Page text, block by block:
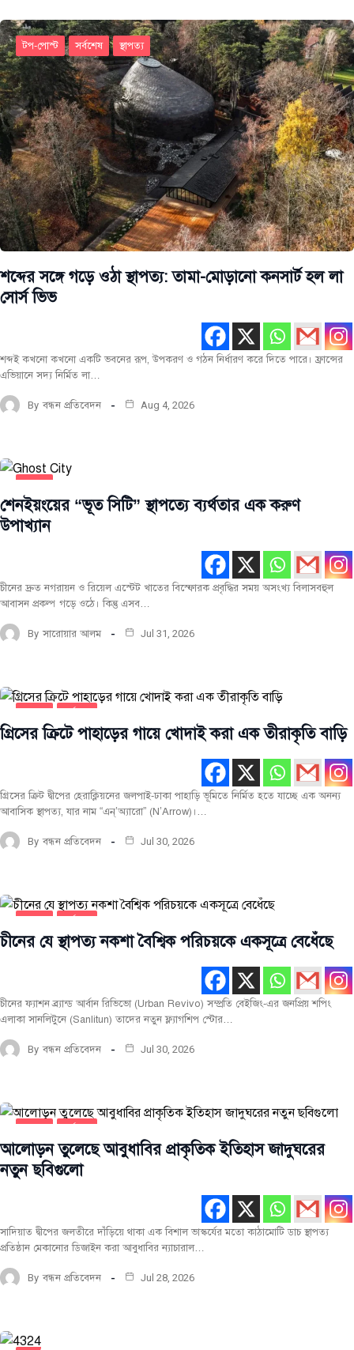
টপ-পোস্ট সর্বশেষ স্থাপত্য
শব্দের সঙ্গে গড়ে ওঠা স্থাপত্য: তামা-মোড়ানো কনসার্ট হল লা
সোর্স ভিভ
শব্দই কখনো কখনো একটি ভবনের রূপ, উপকরণ ও গঠন নির্ধারণ করে দিতে পারে। ফ্রান্সের
এভিয়ানে সদ্য নির্মিত লা…
By বন্ধন প্রতিবেদন Aug 4, 2026
সর্বশেষ
স্থাপত্য
শেনইয়ংয়ের “ভূত সিটি” স্থাপত্যে ব্যর্থতার এক করুণ
উপাখ্যান
চীনের দ্রুত নগরায়ন ও রিয়েল এস্টেট খাতের বিস্ফোরক প্রবৃদ্ধির সময় অসংখ্য বিলাসবহুল
আবাসন প্রকল্প গড়ে ওঠে। কিন্তু এসব…
By সারোয়ার আলম Jul 31, 2026
গ্রিসের ক্রিটে পাহাড়ের গায়ে খোদাই করা এক তীরাকৃতি বাড়ি
গ্রিসের ক্রিট দ্বীপের হেরাক্লিয়নের জলপাই-ঢাকা পাহাড়ি ভূমিতে নির্মিত হতে যাচ্ছে এক অনন্য
আবাসিক স্থাপত্য, যার নাম “এন্‌’অ্যারো” (N’Arrow)।…
By বন্ধন প্রতিবেদন Jul 30, 2026
চীনের যে স্থাপত্য নকশা বৈশ্বিক পরিচয়কে একসূত্রে বেধেঁছে
চীনের ফ্যাশন ব্র্যান্ড আর্বান রিভিভো (Urban Revivo) সম্প্রতি বেইজিং-এর জনপ্রিয় শপিং
এলাকা সানলিটুনে (Sanlitun) তাদের নতুন ফ্ল্যাগশিপ স্টোর…
By বন্ধন প্রতিবেদন Jul 30, 2026
আলোড়ন তুলেছে আবুধাবির প্রাকৃতিক ইতিহাস জাদুঘরের
নতুন ছবিগুলো
সাদিয়াত দ্বীপের জলতীরে দাঁড়িয়ে থাকা এক বিশাল ভাস্কর্যের মতো কাঠামোটি ডাচ স্থাপত্য
প্রতিষ্ঠান মেকানোর ডিজাইন করা আবুধাবির ন্যাচারাল…
By বন্ধন প্রতিবেদন Jul 28, 2026